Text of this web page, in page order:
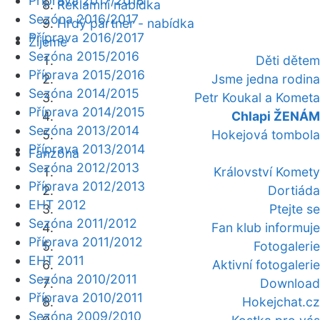
Reklamní nabídka
Hrdý partner - nabídka
Žijeme
Děti dětem
Jsme jedna rodina
Petr Koukal a Kometa
Chlapi ŽENÁM
Hokejová tombola
Fanzóna
Království Komety
Dortiáda
Ptejte se
Fan klub informuje
Fotogalerie
Aktivní fotogalerie
Download
Hokejchat.cz
Sezóna 2016/2017
Příprava 2016/2017
Sezóna 2015/2016
Příprava 2015/2016
Sezóna 2014/2015
Příprava 2014/2015
Sezóna 2013/2014
Příprava 2013/2014
Sezóna 2012/2013
Příprava 2012/2013
EHT 2012
Sezóna 2011/2012
Příprava 2011/2012
EHT 2011
Sezóna 2010/2011
Příprava 2010/2011
Sezóna 2009/2010